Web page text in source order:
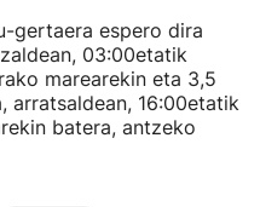
gertaera espero dira
03:00etatik
marearekin eta 3,5
arratsaldean, 16:00etatik
batera, antzeko